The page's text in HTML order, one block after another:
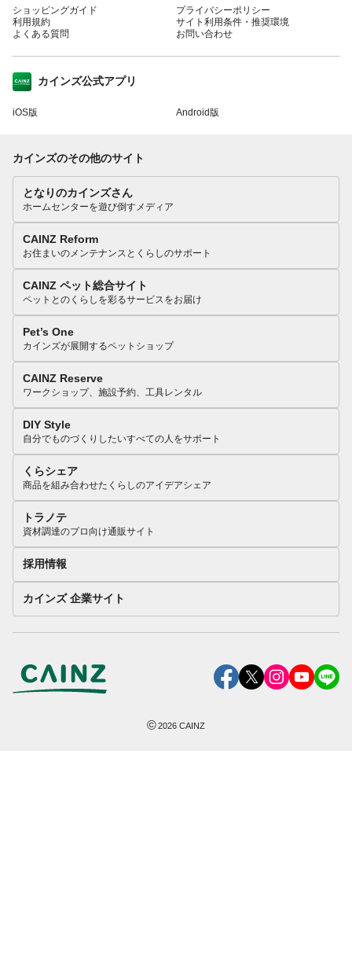
ショッピングガイド
利用規約
よくある質問
プライバシーポリシー
サイト利用条件・推奨環境
お問い合わせ
カインズ公式アプリ
iOS版 Android版
カインズのその他のサイト
となりのカインズさん
ホームセンターを遊び倒すメディア
CAINZ Reform
お住まいのメンテナンスとくらしのサポート
CAINZ ペット総合サイト
ペットとのくらしを彩るサービスをお届け
Pet’s One
カインズが展開するペットショップ
CAINZ Reserve
ワークショップ、施設予約、工具レンタル
DIY Style
自分でものづくりしたいすべての人をサポート
くらシェア
商品を組み合わせたくらしのアイデアシェア
トラノテ
資材調達のプロ向け通販サイト
採用情報
カインズ 企業サイト
©2026 CAINZ